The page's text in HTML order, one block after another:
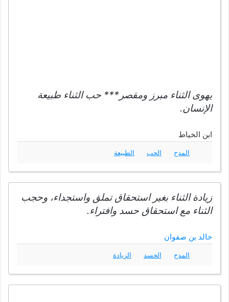
يهوى الثناء مبرز ومقصر*** حب الثناء طبيعة
الإنسان.
ابن الخياط
المدح الحب الطبيعة
زيادة الثناء بغير استحقاق تملق واستجداء، وحجب
الثناء مع استحقاق حسد وافتراء.
خالد بن صفوان
المدح الحسد الزيادة